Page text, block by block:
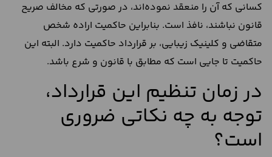
کسانی که آن را منعقد نموده‌اند، در صورتی که مخالف صریح
قانون نباشند، نافذ است. بنابراین حاکمیت اراده شخص
متقاضی و کلینیک زیبایی، بر قرارداد حاکمیت دارد. البته این
حاکمیت تا جایی است که مطابق با قانون و شرع باشد.
در زمان تنظیم این قرارداد،
توجه به چه نکاتی ضروری
است؟